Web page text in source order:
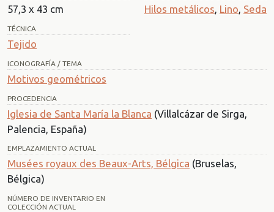
57,3 x 43 cm Hilos metálicos, Lino, Seda
TÉCNICA
Tejido
ICONOGRAFÍA / TEMA
Motivos geométricos
PROCEDENCIA
Iglesia de Santa María la Blanca (Villalcázar de Sirga,
Palencia, España)
EMPLAZAMIENTO ACTUAL
Musées royaux des Beaux-Arts, Bélgica (Bruselas,
Bélgica)
NÚMERO DE INVENTARIO EN
COLECCIÓN ACTUAL